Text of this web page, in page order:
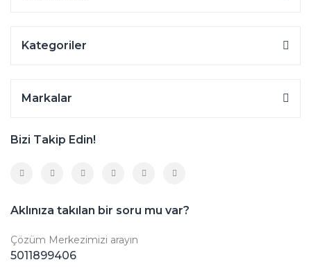
Kategoriler
Markalar
Bizi Takip Edin!
Aklınıza takılan bir soru mu var?
Çözüm Merkezimizi arayın
5011899406